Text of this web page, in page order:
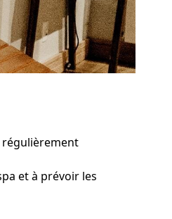
régulièrement
et à prévoir les